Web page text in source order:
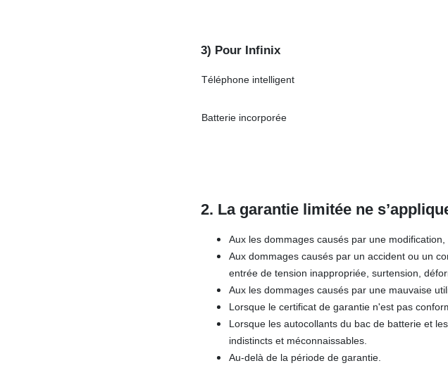
3) Pour Infinix
Téléphone intelligent
Batterie incorporée
2. La garantie limitée ne
Aux les dommages causés par une
Aux dommages causés par un accident ou un
entrée de tension inappropriée, surtension,
Aux les dommages causés par une mauvaise
Lorsque le certificat de garantie n'est pas
Lorsque les autocollants du bac de batterie et
indistincts et méconnaissables.
Au-delà de la période de garantie.